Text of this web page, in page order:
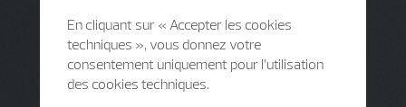
En cliquant sur « Accepter les cookies
techniques », vous donnez votre
consentement uniquement pour l’utilisation
des cookies techniques.